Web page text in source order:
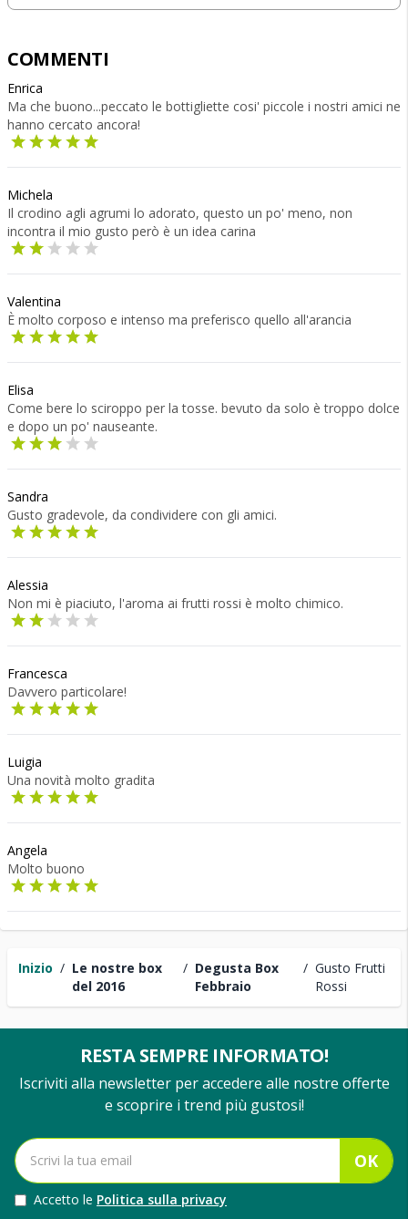
Inizio / Le nostre box
del 2016
/ Degusta Box
Febbraio
/ Gusto Frutti
Rossi
COMMENTI
Enrica
Ma che buono...peccato le bottigliette cosi' piccole i nostri amici ne
hanno cercato ancora!
Michela
Il crodino agli agrumi lo adorato, questo un po' meno, non
incontra il mio gusto però è un idea carina
Valentina
È molto corposo e intenso ma preferisco quello all'arancia
Elisa
Come bere lo sciroppo per la tosse. bevuto da solo è troppo dolce
e dopo un po' nauseante.
Sandra
Gusto gradevole, da condividere con gli amici.
Alessia
Non mi è piaciuto, l'aroma ai frutti rossi è molto chimico.
Francesca
Davvero particolare!
Luigia
Una novità molto gradita
Angela
Molto buono
RESTA SEMPRE INFORMATO!
Iscriviti alla newsletter per accedere alle nostre offerte
e scoprire i trend più gustosi!
OK
Accetto le Politica sulla privacy